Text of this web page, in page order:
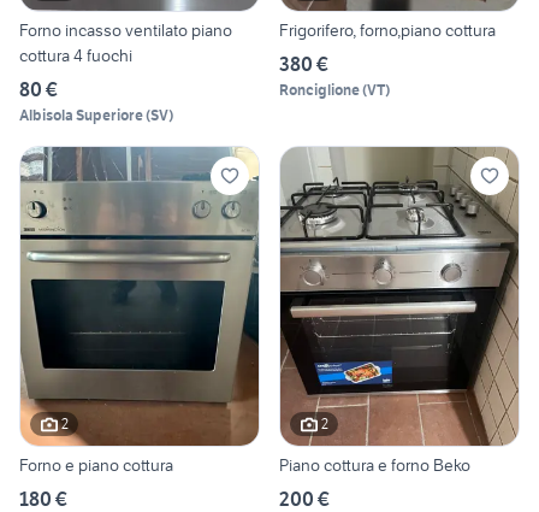
Forno incasso ventilato piano
cottura 4 fuochi
80 €
Albisola Superiore(SV)
Frigorifero, forno,piano cottura
380 €
Ronciglione(VT)
2
Forno e piano cottura
180 €
2
Piano cottura e forno Beko
200 €